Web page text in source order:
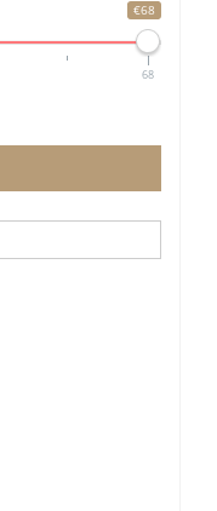
€68
68